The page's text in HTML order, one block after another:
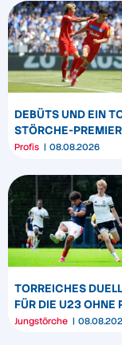
DEBÜTS UND EIN
STÖRCHE-
„BÖLLE“
Profis 08.08.2026
TORREICHES
FÜR DIE U23 OHNE
Jungstörche